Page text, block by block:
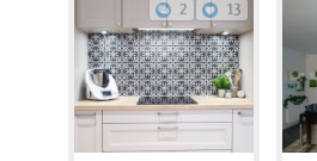
2 13